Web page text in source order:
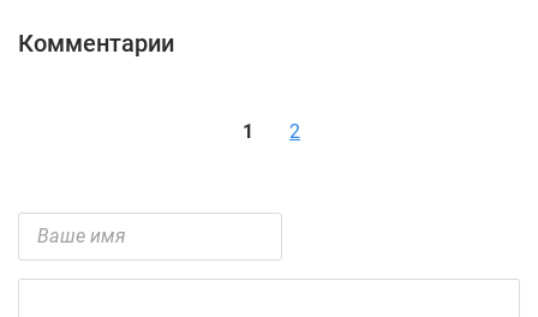
Комментарии
1 2